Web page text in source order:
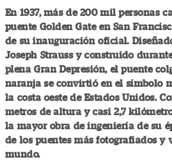
En 1937, más de 200 mil personas
puente Golden Gate en San
de su inauguración oficial.
Joseph Strauss y construido
plena Gran Depresión, el puente
naranja se convirtió en el símbolo
la costa oeste de Estados Unidos.
metros de altura y casi 2,7
la mayor obra de ingeniería de su
de los puentes más fotografiados y
mundo.